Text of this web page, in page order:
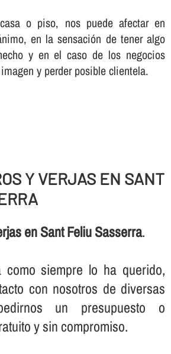
o piso, nos puede afectar en
en la sensación de tener algo
y en el caso de los negocios
y perder posible clientela.
Y VERJAS EN SANT
en Sant Feliu Sasserra.
como siempre lo ha querido,
con nosotros de diversas
un presupuesto o
y sin compromiso.